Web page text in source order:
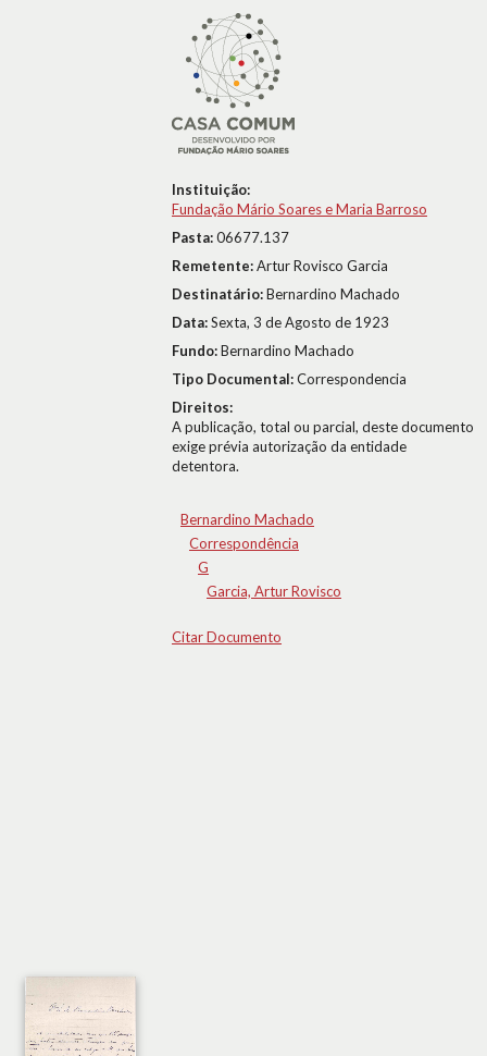
Instituição:
Fundação Mário Soares e Maria Barroso
Pasta:06677.137
Remetente:Artur Rovisco Garcia
Destinatário:Bernardino Machado
Data:Sexta, 3 de Agosto de 1923
Fundo:Bernardino Machado
Tipo Documental:Correspondencia
Direitos:
A publicação, total ou parcial, deste documento
exige prévia autorização da entidade
detentora.
Bernardino Machado
Correspondência
G
Garcia, Artur Rovisco
Citar Documento